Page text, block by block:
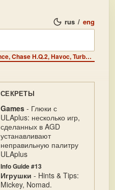
rus / eng
Интерфейс - фирменные читы к играм: Midnight Resistance, Chase H.Q.2, Havoc, Turbo Girl, Fast Bredd, Turbo Boat.
СЕКРЕТЫ
Games - Глюки с
ULAplus: несколько игр,
сделанных в AGD
устанавливают
неправильную палитру
ULAplus
Info Guide #13
Игрушки - Hints & Tips:
Mickey, Nomad.